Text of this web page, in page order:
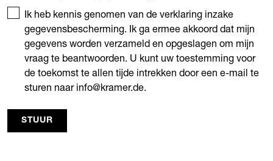
Ik heb kennis genomen van de verklaring inzake
gegevensbescherming. Ik ga ermee akkoord dat mijn
gegevens worden verzameld en opgeslagen om mijn
vraag te beantwoorden. U kunt uw toestemming voor
de toekomst te allen tijde intrekken door een e-mail te
sturen naar info@kramer.de.
STUUR